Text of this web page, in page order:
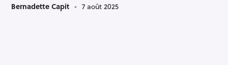
Bernadette Capit 7 août 2025